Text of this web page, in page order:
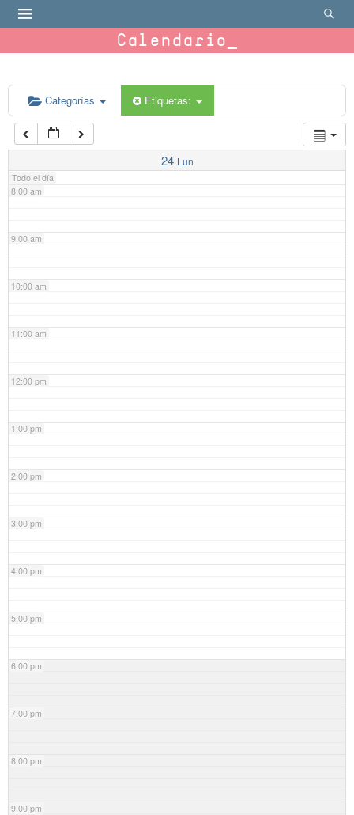
Calendario
Categorías Etiquetas:
24 Lun
Todo el día
6:00 am
7:00 am
8:00 am
9:00 am
10:00 am
11:00 am
12:00 pm
1:00 pm
2:00 pm
3:00 pm
4:00 pm
5:00 pm
6:00 pm
7:00 pm
8:00 pm
9:00 pm